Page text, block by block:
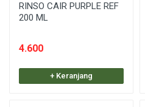
RINSO CAIR PURPLE REF
200 ML
4.600
+ Keranjang